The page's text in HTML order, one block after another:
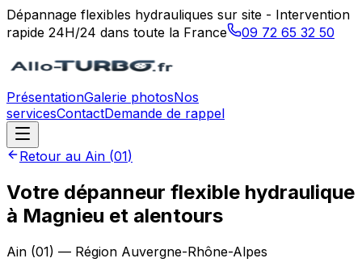
Dépannage flexibles hydrauliques sur site - Intervention
rapide 24H/24 dans toute la France
09 72 65 32 50
PrésentationGalerie photosNos
servicesContactDemande de rappel
Retour au Ain (01)
Votre dépanneur flexible hydraulique
à Magnieu et alentours
Ain (01) — Région Auvergne-Rhône-Alpes